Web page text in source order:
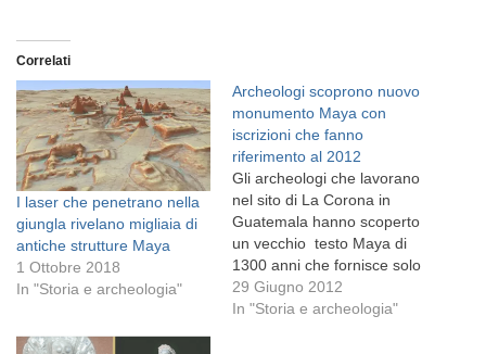
Correlati
I laser che penetrano nella
giungla rivelano migliaia di
antiche strutture Maya
1 Ottobre 2018
In "Storia e archeologia"
Archeologi scoprono nuovo
monumento Maya con
iscrizioni che fanno
riferimento al 2012
Gli archeologi che lavorano
nel sito di La Corona in
Guatemala hanno scoperto
un vecchio testo Maya di
1300 anni che fornisce solo
il secondo riferimento noto
alla cosiddetta "data finale"
29 Giugno 2012
In "Storia e archeologia"